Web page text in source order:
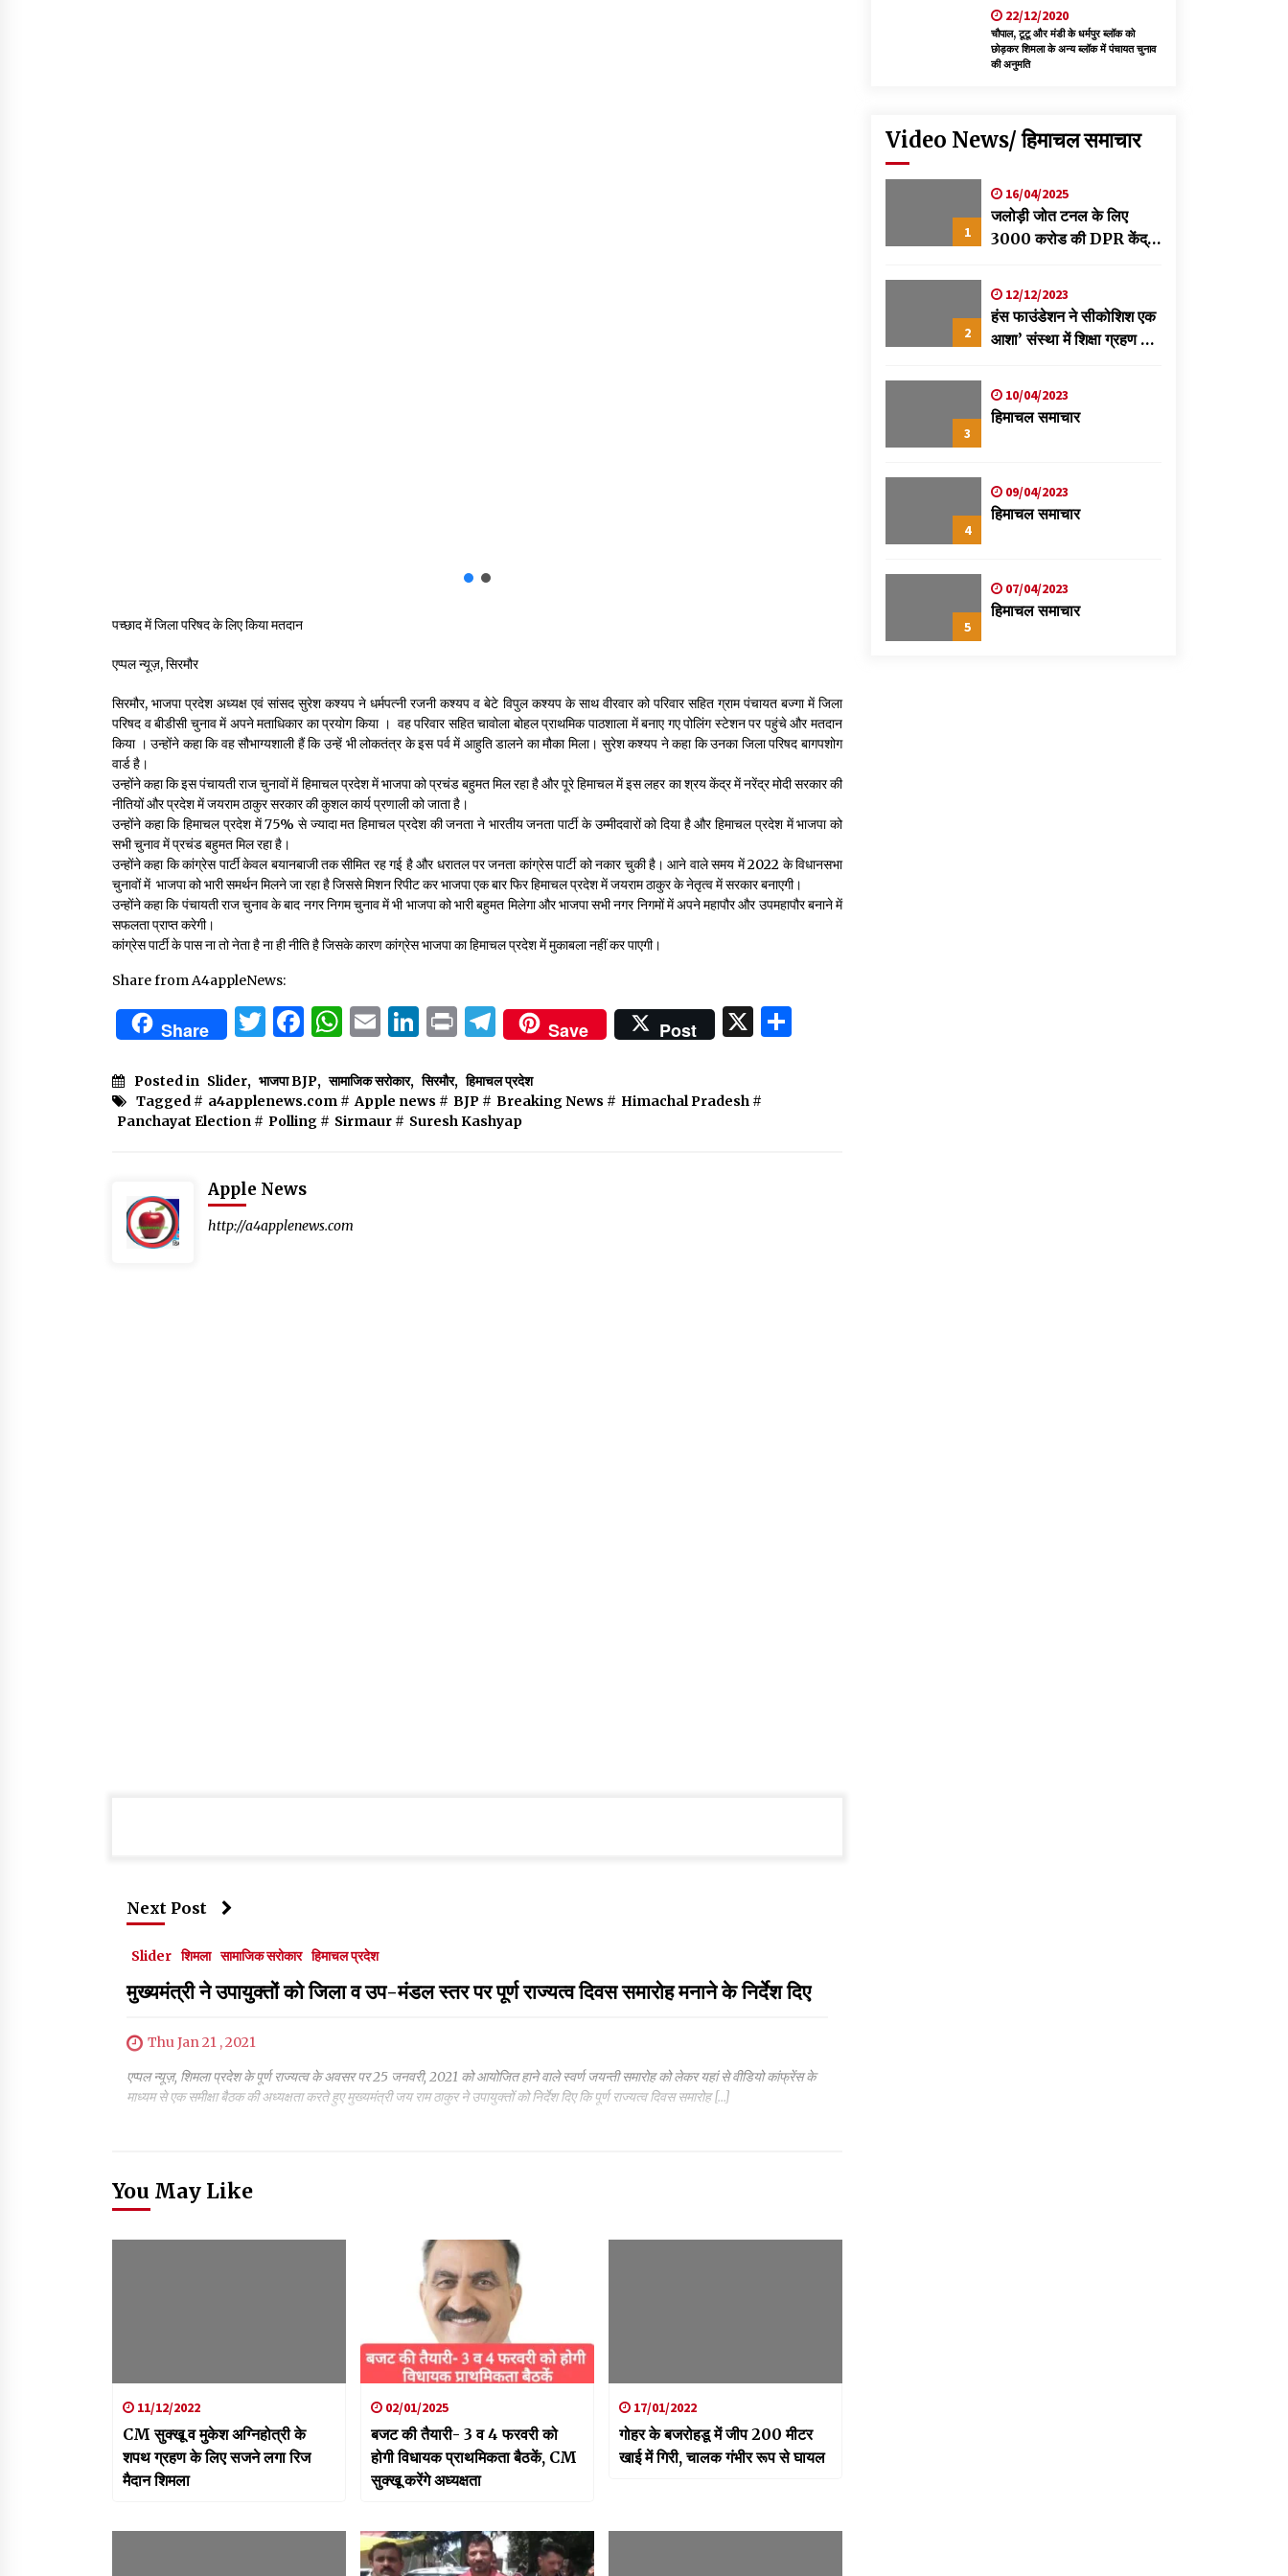
पच्छाद में जिला परिषद के लिए किया मतदान
एप्पल न्यूज़, सिरमौर
सिरमौर, भाजपा प्रदेश अध्यक्ष एवं सांसद सुरेश कश्यप ने धर्मपत्नी रजनी कश्यप व बेटे विपुल कश्यप के साथ वीरवार को परिवार सहित ग्राम पंचायत बज्गा में जिला
परिषद व बीडीसी चुनाव में अपने मताधिकार का प्रयोग किया । वह परिवार सहित चावोला बोहल प्राथमिक पाठशाला में बनाए गए पोलिंग स्टेशन पर पहुंचे और मतदान
किया । उन्होंने कहा कि वह सौभाग्यशाली हैं कि उन्हें भी लोकतंत्र के इस पर्व में आहुति डालने का मौका मिला। सुरेश कश्यप ने कहा कि उनका जिला परिषद बागपशोग
वार्ड है।
उन्होंने कहा कि इस पंचायती राज चुनावों में हिमाचल प्रदेश में भाजपा को प्रचंड बहुमत मिल रहा है और पूरे हिमाचल में इस लहर का श्रय केंद्र में नरेंद्र मोदी सरकार की
नीतियों और प्रदेश में जयराम ठाकुर सरकार की कुशल कार्य प्रणाली को जाता है।
उन्होंने कहा कि हिमाचल प्रदेश में 75% से ज्यादा मत हिमाचल प्रदेश की जनता ने भारतीय जनता पार्टी के उम्मीदवारों को दिया है और हिमाचल प्रदेश में भाजपा को
सभी चुनाव में प्रचंड बहुमत मिल रहा है।
उन्होंने कहा कि कांग्रेस पार्टी केवल बयानबाजी तक सीमित रह गई है और धरातल पर जनता कांग्रेस पार्टी को नकार चुकी है। आने वाले समय में 2022 के विधानसभा
चुनावों में भाजपा को भारी समर्थन मिलने जा रहा है जिससे मिशन रिपीट कर भाजपा एक बार फिर हिमाचल प्रदेश में जयराम ठाकुर के नेतृत्व में सरकार बनाएगी।
उन्होंने कहा कि पंचायती राज चुनाव के बाद नगर निगम चुनाव में भी भाजपा को भारी बहुमत मिलेगा और भाजपा सभी नगर निगमों में अपने महापौर और उपमहापौर बनाने में
सफलता प्राप्त करेगी।
कांग्रेस पार्टी के पास ना तो नेता है ना ही नीति है जिसके कारण कांग्रेस भाजपा का हिमाचल प्रदेश में मुकाबला नहीं कर पाएगी।
Share from A4appleNews:
Share Twitter
Facebook
WhatsApp
EmailLinkedIn
PrintTelegram
Save Post X
Posted in Slider, भाजपा BJP, सामाजिक सरोकार, सिरमौर, हिमाचल प्रदेश
Tagged # a4applenews.com # Apple news # BJP # Breaking News # Himachal Pradesh #
Panchayat Election # Polling # Sirmaur # Suresh Kashyap
Apple News
http://a4applenews.com
Next Post
Slider शिमला सामाजिक सरोकार हिमाचल प्रदेश
मुख्यमंत्री ने उपायुक्तों को जिला व उप-मंडल स्तर पर पूर्ण राज्यत्व दिवस समारोह मनाने के निर्देश दिए
Thu Jan 21 , 2021
एप्पल न्यूज़, शिमला प्रदेश के पूर्ण राज्यत्व के अवसर पर 25 जनवरी, 2021 को आयोजित हाने वाले स्वर्ण जयन्ती समारोह को लेकर यहां से वीडियो कांफ्रेंस के
माध्यम से एक समीक्षा बैठक की अध्यक्षता करते हुए मुख्यमंत्री जय राम ठाकुर ने उपायुक्तों को निर्देश दिए कि पूर्ण राज्यत्व दिवस समारोह […]
You May Like
11/12/2022
CM सुक्खू व मुकेश अग्निहोत्री के
शपथ ग्रहण के लिए सजने लगा रिज
मैदान शिमला
02/01/2025
बजट की तैयारी- 3 व 4 फरवरी को
होगी विधायक प्राथमिकता बैठकें, CM
सुक्खू करेंगे अध्यक्षता
17/01/2022
गोहर के बजरोहडू में जीप 200 मीटर
खाई में गिरी, चालक गंभीर रूप से घायल
22/12/2020
चौपाल, टूटू और मंडी के धर्मपुर ब्लॉक को
छोड़कर शिमला के अन्य ब्लॉक में पंचायत चुनाव
की अनुमति
Video News/ हिमाचल समाचार
1
16/04/2025
जलोड़ी जोत टनल के लिए
3000 करोड की DPR केंद्र
विक्रमादित्य
2
12/12/2023
हंस फाउंडेशन ने सीकोशिश एक
आशा’ संस्था में शिक्षा ग्रहण कर
स्वास्थ्य शिविर
3
10/04/2023
हिमाचल समाचार
4
09/04/2023
हिमाचल समाचार
5
07/04/2023
हिमाचल समाचार